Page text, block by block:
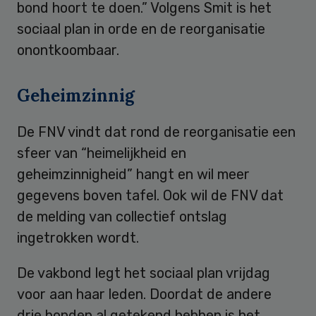
bond hoort te doen.” Volgens Smit is het
sociaal plan in orde en de reorganisatie
onontkoombaar.
Geheimzinnig
De FNV vindt dat rond de reorganisatie een
sfeer van “heimelijkheid en
geheimzinnigheid” hangt en wil meer
gegevens boven tafel. Ook wil de FNV dat
de melding van collectief ontslag
ingetrokken wordt.
De vakbond legt het sociaal plan vrijdag
voor aan haar leden. Doordat de andere